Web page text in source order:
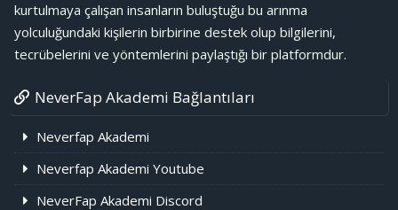
kurtulmaya çalışan insanların buluştuğu bu arınma
yolculuğundaki kişilerin birbirine destek olup bilgilerini,
tecrübelerini ve yöntemlerini paylaştığı bir platformdur.
NeverFap Akademi Bağlantıları
Neverfap Akademi
Neverfap Akademi Youtube
NeverFap Akademi Discord